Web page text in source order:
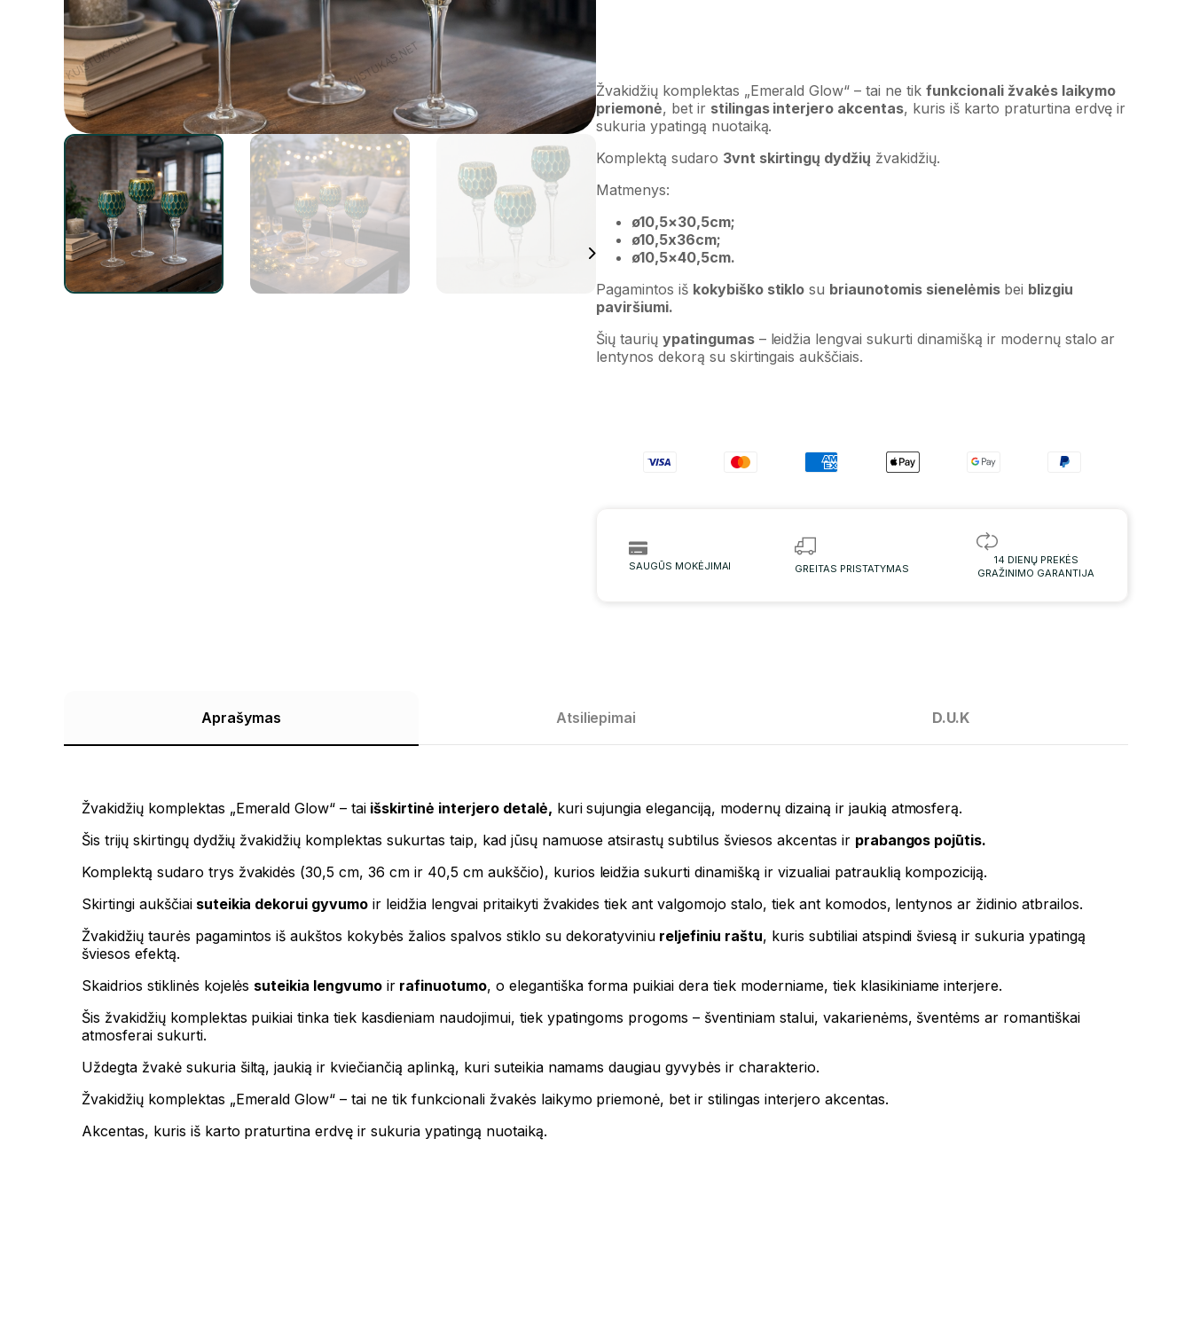
Žvakidžių komplektas „Emerald Glow“ – tai ne tikfunkcionali žvakės laikymo
priemonė, bet ir stilingas interjero akcentas, kuris iš karto praturtina erdvę ir
sukuria ypatingą nuotaiką.
Komplektą sudaro 3vnt skirtingų dydžių žvakidžių.
Matmenys:
ø10,5×30,5cm;
ø10,5x36cm;
ø10,5×40,5cm.
Pagamintos iš kokybiško stiklo su briaunotomis sienelėmis bei blizgiu
paviršiumi.
Šių taurių ypatingumas– leidžia lengvai sukurti dinamišką ir modernų stalo ar
lentynos dekorą su skirtingais aukščiais.
SAUGŪS MOKĖJIMAI GREITAS PRISTATYMAS
14 DIENŲ PREKĖS
GRAŽINIMO GARANTIJA
Aprašymas Atsiliepimai D.U.K
Žvakidžių komplektas „Emerald Glow“ – tai išskirtinė interjero detalė, kuri sujungia eleganciją, modernų dizainą ir jaukią atmosferą.
Šis trijų skirtingų dydžių žvakidžių komplektas sukurtas taip, kad jūsų namuose atsirastų subtilus šviesos akcentas ir prabangos pojūtis.
Komplektą sudaro trys žvakidės (30,5 cm, 36 cm ir 40,5 cm aukščio), kurios leidžia sukurti dinamišką ir vizualiai patrauklią kompoziciją.
Skirtingi aukščiaisuteikia dekorui gyvumo ir leidžia lengvai pritaikyti žvakides tiek ant valgomojo stalo, tiek ant komodos, lentynos ar židinio atbrailos.
Žvakidžių taurės pagamintos iš aukštos kokybės žalios spalvos stiklo su dekoratyviniu reljefiniu raštu, kuris subtiliai atspindi šviesą ir sukuria ypatingą
šviesos efektą.
Skaidrios stiklinės kojelės suteikia lengvumo ir rafinuotumo, o elegantiška forma puikiai dera tiek moderniame, tiek klasikiniame interjere.
Šis žvakidžių komplektas puikiai tinka tiek kasdieniam naudojimui, tiek ypatingoms progoms – šventiniam stalui, vakarienėms, šventėms ar romantiškai
atmosferai sukurti.
Uždegta žvakė sukuria šiltą, jaukią ir kviečiančią aplinką, kuri suteikia namams daugiau gyvybės ir charakterio.
Žvakidžių komplektas „Emerald Glow“ – tai ne tik funkcionali žvakės laikymo priemonė, bet ir stilingas interjero akcentas.
Akcentas, kuris iš karto praturtina erdvę ir sukuria ypatingą nuotaiką.